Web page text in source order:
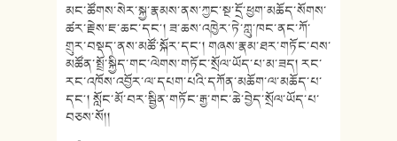
མང་ཚོགས་སེར་སྐྱ་རྣམས་ནས་ཀྱང་སྔ་དྲོ་ཕྱག་མཆོད་སོགས་
ཚར་རྗེས་ཇ་ཆང་དང༌། ཟ་ཆས་འཁྱེར་ཏེ་ཀླུ་ཁང་ནང་ཀོ་
གྲུར་བསྡད་ནས་མཚོ་སྐོར་དང༌། གཞས་རྣམ་ཐར་གཏོང་བས་
མཚོན་སྤྲོ་སྐྱིད་གང་ལེགས་གཏོང་སྲོལ་ཡོད་པ་མ་ཟད། རང་
རང་འཁོས་འབྱོར་ལ་དཔག་པའི་དཀོན་མཆོག་ལ་མཆོད་པ་
དང༌། སློང་མོ་བར་སྦྱིན་གཏོང་རྒྱ་གང་ཆེ་བྱེད་སྲོལ་ཡོད་པ་
བཅས་སོ།།